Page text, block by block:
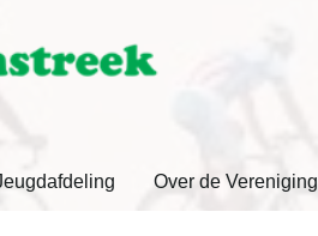
Over de Vereniging